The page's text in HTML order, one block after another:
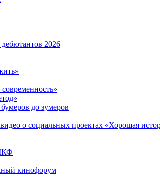
2026
до зумеров
о социальных проектах «Хорошая
кинофорум